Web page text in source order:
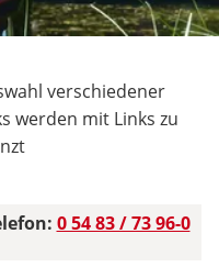
verschiedener
werden mit Links zu
0 54 83 / 73 96-0